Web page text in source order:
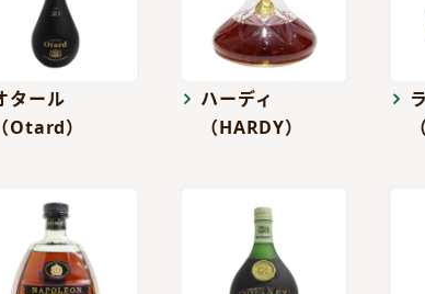
タール
（Otard）
ハーディ
（HARDY）